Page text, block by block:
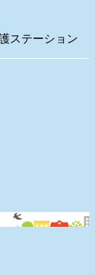
ステーション